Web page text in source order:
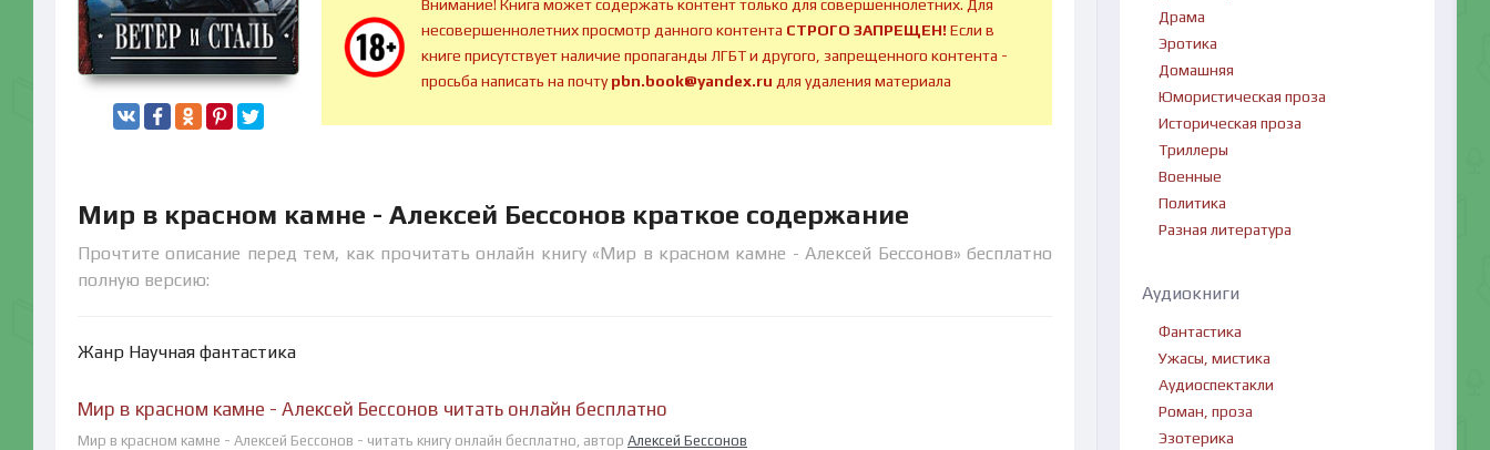
Внимание! Книга может содержать контент только для совершеннолетних. Для
несовершеннолетних просмотр данного контента СТРОГО ЗАПРЕЩЕН!Если в
книге присутствует наличие пропаганды ЛГБТ и другого, запрещенного контента -
просьба написать на почтуpbn.book@yandex.ru для удаления материала
Мир в красном камне - Алексей Бессонов краткое содержание
Прочтите описание перед тем, как прочитать онлайн книгу «Мир в красном камне - Алексей Бессонов» бесплатно
полную версию:
Жанр Научная фантастика
Мир в красном камне - Алексей Бессонов читать онлайн бесплатно
Мир в красном камне - Алексей Бессонов - читать книгу онлайн бесплатно, автор Алексей Бессонов
Драма
Эротика
Домашняя
Юмористическая проза
Историческая проза
Триллеры
Военные
Политика
Разная литература
Аудиокниги
Фантастика
Ужасы, мистика
Аудиоспектакли
Роман, проза
Эзотерика